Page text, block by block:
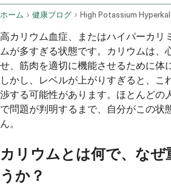
ホーム 健康ブログ
高カリウム血症、またはハイパーカリ
ムが多すぎる状態です。カリウムは、
せ、筋肉を適切に機能させるために体
しかし、レベルが上がりすぎると、こ
渉する可能性があります。ほとんどの
で問題が判明するまで、自分がこの状
ん。
カリウムとは何で、なぜ
うか？